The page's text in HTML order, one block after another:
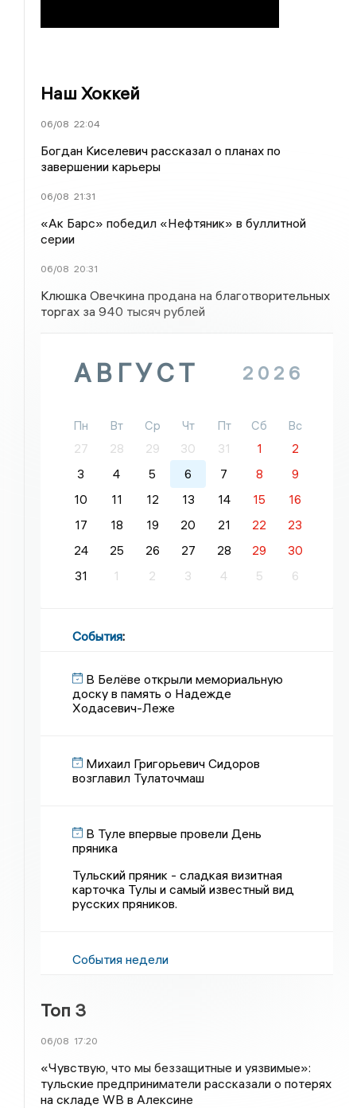
Наш Хоккей
06/08 22:04
Богдан Киселевич рассказал о планах по
завершении карьеры
06/08 21:31
«Ак Барс» победил «Нефтяник» в буллитной
серии
06/08 20:31
Клюшка Овечкина продана на благотворительных
торгах за 940 тысяч рублей
АВГУСТ 2026
Пн Вт Ср Чт Пт Сб
Вс
27
28 29 30 31 1
2
3
4 5 6 7 8
9
10
11 12 13 14 15
16
17
18 19 20 21 22
23
24
25 26 27 28 29
30
31
1 2 3 4 5 6
События:
В Белёве открыли мемориальную
доску в память о Надежде
Ходасевич-Леже
Михаил Григорьевич Сидоров
возглавил Тулаточмаш
В Туле впервые провели День
пряника
Тульский пряник - сладкая визитная
карточка Тулы и самый известный вид
русских пряников.
События недели
Топ 3
06/08 17:20
«Чувствую, что мы беззащитные и уязвимые»:
тульские предприниматели рассказали о потерях
на складе WB в Алексине